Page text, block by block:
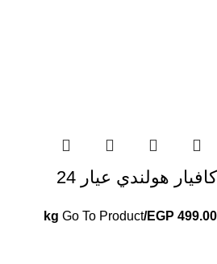
كافيار هولندي عيار 24
EGP 499.00
/kg
Go To Product